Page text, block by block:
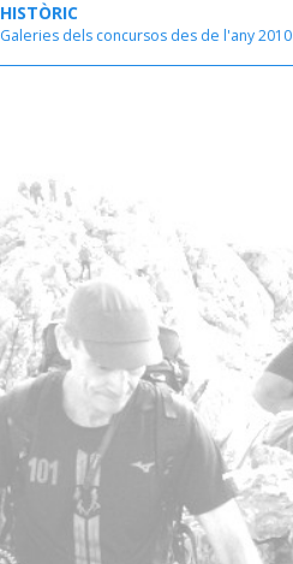
HISTÒRIC
Galeries dels concursos des de l'any 2010